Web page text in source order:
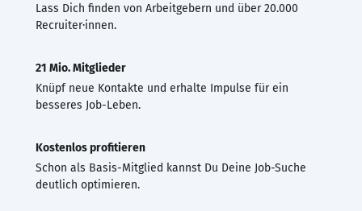
Lass Dich finden von Arbeitgebern und über 20.000
Recruiter·innen.
21 Mio. Mitglieder
Knüpf neue Kontakte und erhalte Impulse für ein
besseres Job-Leben.
Kostenlos profitieren
Schon als Basis-Mitglied kannst Du Deine Job-Suche
deutlich optimieren.